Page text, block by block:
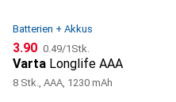
Batterien + Akkus
CHF
3.90 CHF
0.49/1Stk.
Varta Longlife AAA
8 Stk., AAA, 1230 mAh